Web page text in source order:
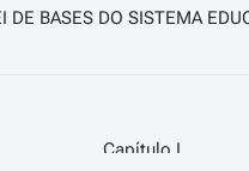
DE BASES DO SISTEMA
Capítulo I